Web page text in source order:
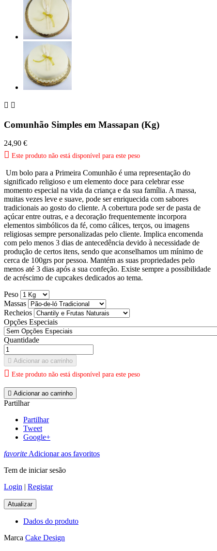
 
Comunhão Simples em Massapan (Kg)
24,90 €
 Este produto não está disponível para este peso
Um bolo para a Primeira Comunhão é uma representação do
significado religioso e um elemento doce para celebrar esse
momento especial na vida da criança e da sua família. A massa,
muitas vezes leve e suave, pode ser enriquecida com sabores
tradicionais ao gosto do cliente. A cobertura pode ser de pasta de
açúcar entre outras, e a decoração frequentemente incorpora
elementos simbólicos da fé, como cálices, terços, ou imagens
religiosas sempre personalizadas pelo cliente. Implica encomenda
com pelo menos 3 dias de antecedência devido à necessidade de
produção de certos itens, sendo que aconselhamos um mínimo de
cerca de 100grs por pessoa. Mantém as suas propriedades pelo
menos até 3 dias após a sua confeção. Existe sempre a possibilidade
de acréscimo de cupcakes dedicados ao tema.
Peso
Massas
Recheios
Opções Especiais
Quantidade
 Adicionar ao carrinho
 Este produto não está disponível para este peso
 Adicionar ao carrinho
Partilhar
Partilhar
Tweet
Google+
favoriteAdicionar aos favoritos
Tem de iniciar sesão
Login | Registar
Dados do produto
Marca Cake Design